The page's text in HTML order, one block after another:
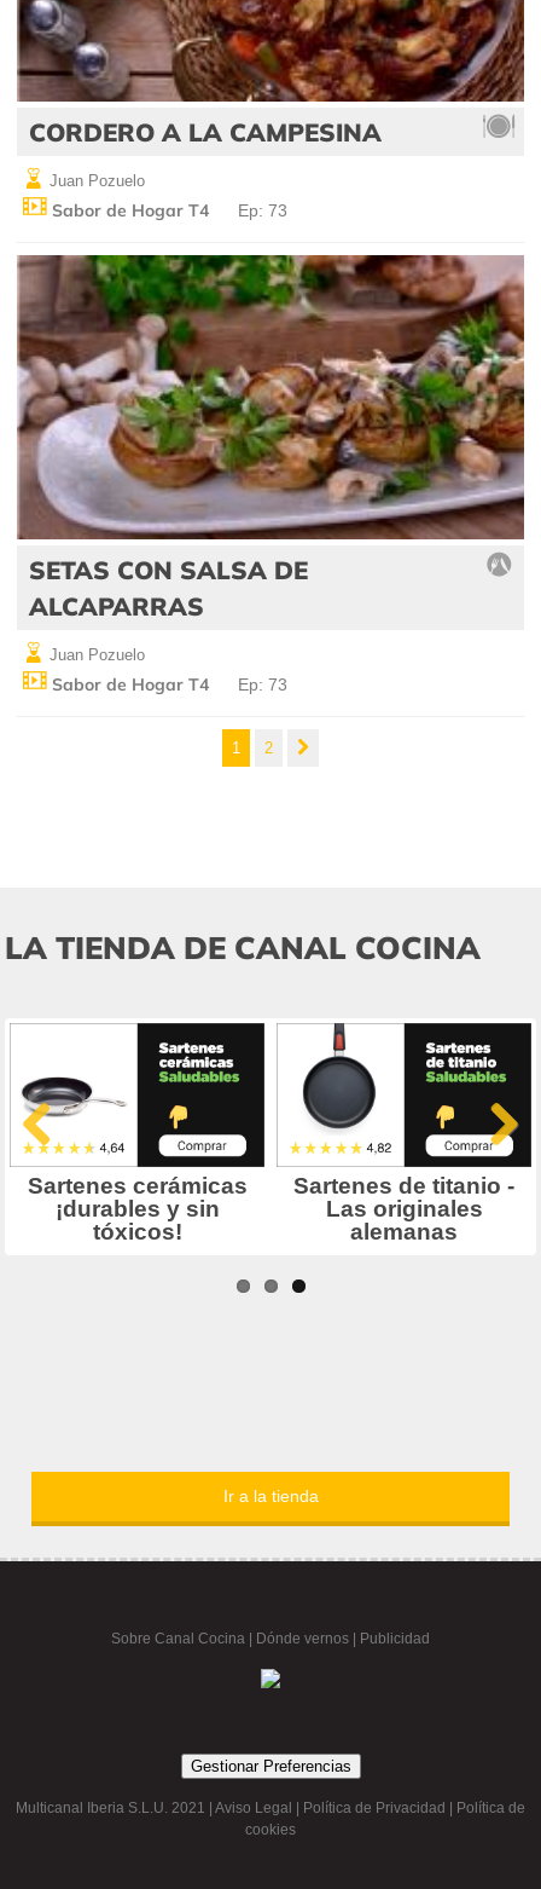
CORDERO A LA CAMPESINA
Juan Pozuelo
Sabor de Hogar T4 Ep: 73
SETAS CON SALSA DE
ALCAPARRAS
Juan Pozuelo
Sabor de Hogar T4 Ep: 73
1 2
LA TIENDA DE CANAL COCINA
Ir a la tienda
Sobre Canal Cocina Dónde vernos | Publicidad
Gestionar Preferencias
Multicanal Iberia S.L.U. 2021 | Aviso Legal Política de Privacidad
Política de
cookies